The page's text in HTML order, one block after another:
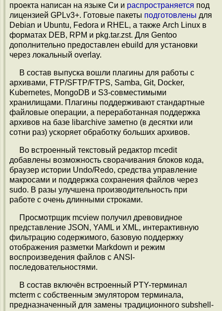
проекта написан на языке Си и распространяется под
лицензией GPLv3+. Готовые пакеты подготовлены для
Debian и Ubuntu, Fedora и RHEL, а также Arch Linux в
форматах DEB, RPM и pkg.tar.zst. Для Gentoo
дополнительно предоставлен ebuild для установки
через локальный overlay.
В состав выпуска вошли плагины для работы с
архивами, FTP/SFTP/FTPS, Samba, Git, Docker,
Kubernetes, MongoDB и S3-совместимыми
хранилищами. Плагины поддерживают стандартные
файловые операции, а переработанная поддержка
архивов на базе libarchive заметно (в десятки или
сотни раз) ускоряет обработку больших архивов.
Во встроенный текстовый редактор mcedit
добавлены возможность сворачивания блоков кода,
браузер истории Undo/Redo, средства управление
макросами и поддержка сохранения файлов через
sudo. В разы улучшена производительность при
работе с очень длинными строками.
Просмотрщик mcview получил древовидное
представление JSON, YAML и XML, интерактивную
фильтрацию содержимого, базовую поддержку
отображения разметки Markdown и режим
воспроизведения файлов с ANSI-
последовательностями.
В состав включён встроенный PTY-терминал
mcterm с собственным эмулятором терминала,
предназначенный для замены традиционного subshell-